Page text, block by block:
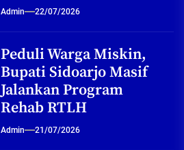
Admin 22/07/2026
Peduli Warga Miskin,
Bupati Sidoarjo Masif
Jalankan Program
Rehab RTLH
Admin 21/07/2026